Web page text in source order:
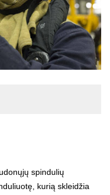
spindulių
kurią skleidžia